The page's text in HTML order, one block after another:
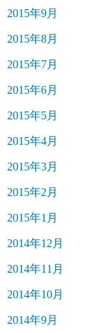
2015年9月
2015年8月
2015年7月
2015年6月
2015年5月
2015年4月
2015年3月
2015年2月
2015年1月
2014年12月
2014年11月
2014年10月
2014年9月